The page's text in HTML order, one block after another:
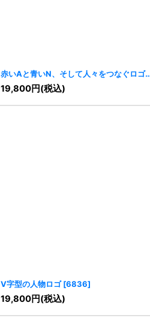
赤いAと青いN、そして人々をつなぐロゴ
[6871]
19,800円(税込)
V字型の人物ロゴ [6836]
19,800円(税込)